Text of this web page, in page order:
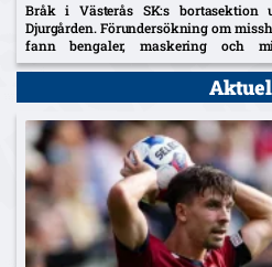
Bråk i Västerås SK:s bortasektion
Djurgården. Förundersökning om
fann bengaler, maskering och
supporterbuss – klubben tar avstånd.